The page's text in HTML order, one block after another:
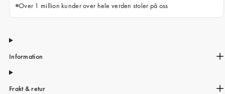
Over 1 million kunder over hele verden stoler på oss
Information
Frakt & retur